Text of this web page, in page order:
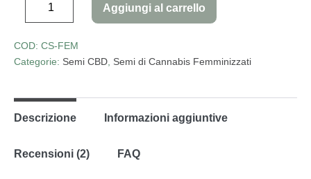
Aggiungi al carrello
COD: CS-FEM
Categorie: Semi CBD Semi di Cannabis Femminizzati
Descrizione Informazioni aggiuntive
Recensioni (2) FAQ